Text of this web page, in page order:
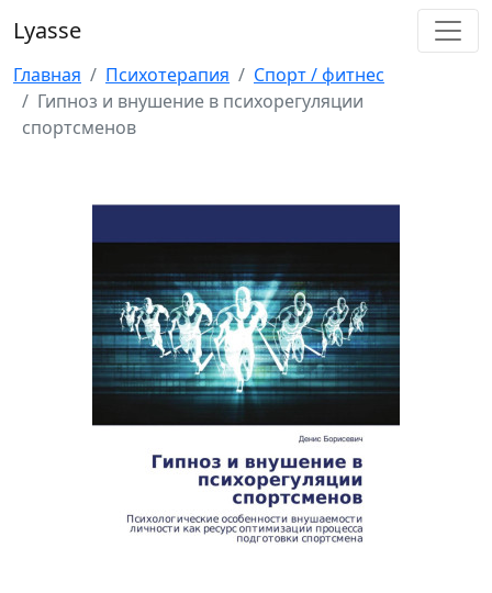
Lyasse
Главная Психотерапия
Спорт / фитнес
Гипноз и внушение в психорегуляции
спортсменов